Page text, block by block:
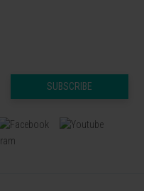
SUBSCRIBE